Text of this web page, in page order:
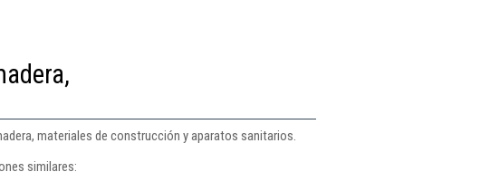
materiales de construcción y aparatos sanitarios.
similares: